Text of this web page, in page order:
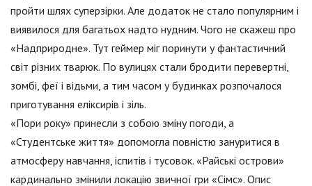
пройти шлях суперзірки. Але додаток не стало популярним і
виявилося для багатьох надто нудним. Чого не скажеш про
«Надприродне». Тут геймер міг поринути у фантастичний
світ різних тварюк. По вулицях стали бродити перевертні,
зомбі, феї і відьми, а тим часом у будинках розпочалося
приготування еліксирів і зіль.
«Пори року» принесли з собою зміну погоди, а
«Студентське життя» допомогла повністю зануритися в
атмосферу навчання, іспитів і тусовок. «Райські острови»
кардинально змінили локацію звичної гри «Сімс». Опис